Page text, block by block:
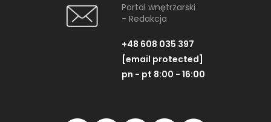
Portal wnętrzarski
- Redakcja
+48 608 035 397
[email protected]
pn - pt 8:00 - 16:00